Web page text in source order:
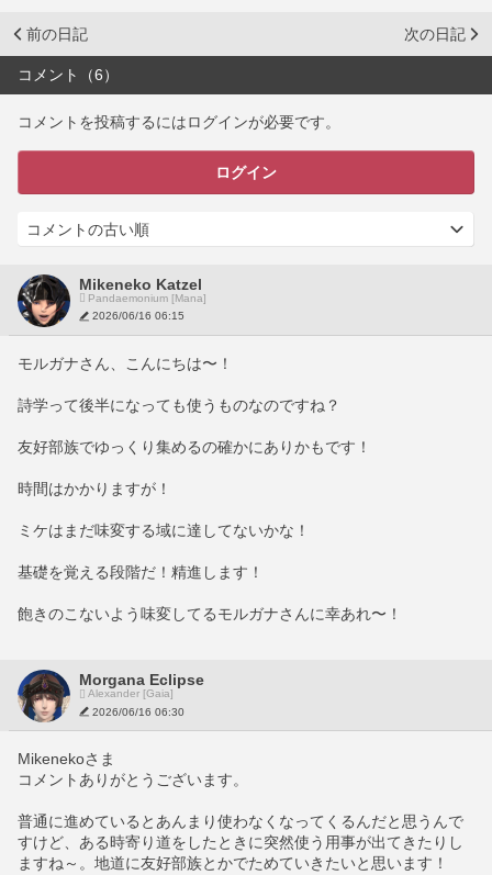
前の日記 次の日記
コメント（6）
コメントを投稿するにはログインが必要です。
ログイン
Mikeneko Katzel
Pandaemonium [Mana]
2026/06/16 06:15
モルガナさん、こんにちは〜！
詩学って後半になっても使うものなのですね？
友好部族でゆっくり集めるの確かにありかもです！
時間はかかりますが！
ミケはまだ味変する域に達してないかな！
基礎を覚える段階だ！精進します！
飽きのこないよう味変してるモルガナさんに幸あれ〜！
Morgana Eclipse
Alexander [Gaia]
2026/06/16 06:30
Mikenekoさま
コメントありがとうございます。
普通に進めているとあんまり使わなくなってくるんだと思うんで
すけど、ある時寄り道をしたときに突然使う用事が出てきたりし
ますね～。地道に友好部族とかでためていきたいと思います！